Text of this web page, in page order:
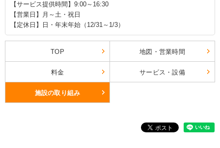
【サービス提供時間】9:00～16:30
【営業日】月～土・祝日
【定休日】日・年末年始（12/31～1/3）
TOP 地図・営業時間
料金 サービス・設備
施設の取り組み